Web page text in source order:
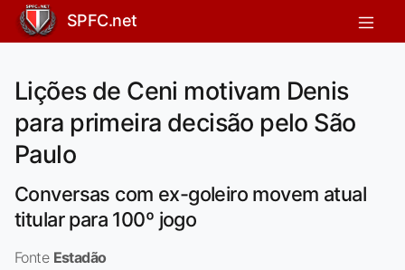
SPFC.net
Lições de Ceni motivam Denis
para primeira decisão pelo São
Paulo
Conversas com ex-goleiro movem atual
titular para 100º jogo
Fonte Estadão